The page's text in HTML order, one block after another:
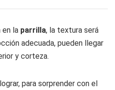
en la parrilla, la textura será
adecuada, pueden llegar
y corteza.
para sorprender con el